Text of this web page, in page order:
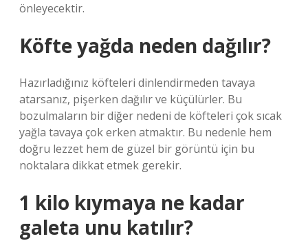
önleyecektir.
Köfte yağda neden dağılır?
Hazırladığınız köfteleri dinlendirmeden tavaya
atarsanız, pişerken dağılır ve küçülürler. Bu
bozulmaların bir diğer nedeni de köfteleri çok sıcak
yağla tavaya çok erken atmaktır. Bu nedenle hem
doğru lezzet hem de güzel bir görüntü için bu
noktalara dikkat etmek gerekir.
1 kilo kıymaya ne kadar
galeta unu katılır?